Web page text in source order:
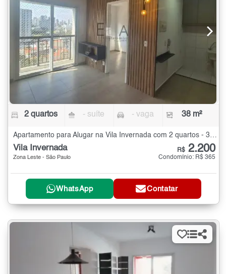
2 quartos - suíte - vaga 38 m²
Apartamento para Alugar na Vila Invernada com 2 quartos - 38 m²
Vila Invernada
Zona Leste - São Paulo
R$ 2.200
Condomínio: R$ 365
WhatsApp Contatar